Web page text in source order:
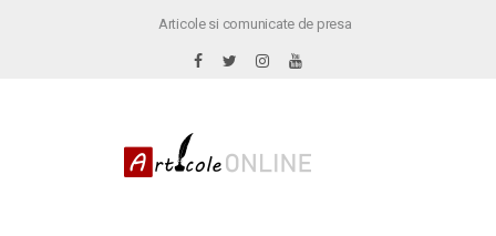
Articole si comunicate de presa